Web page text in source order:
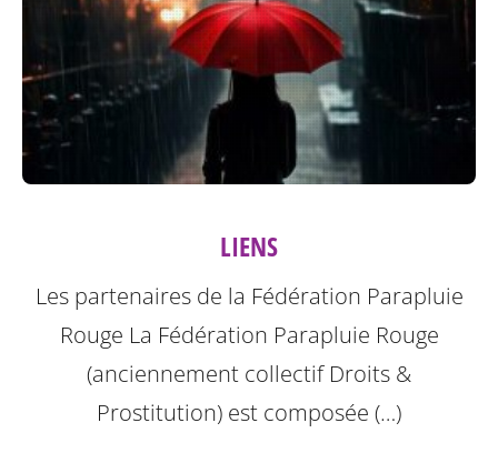
LIENS
Les partenaires de la Fédération Parapluie
Rouge La Fédération Parapluie Rouge
(anciennement collectif Droits &
Prostitution) est composée (…)